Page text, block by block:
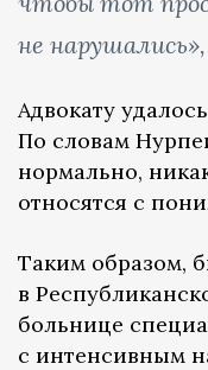
не
Адвокату
По словам
нормально,
относятся с
Таким образом,
в
больнице
с интенсивным